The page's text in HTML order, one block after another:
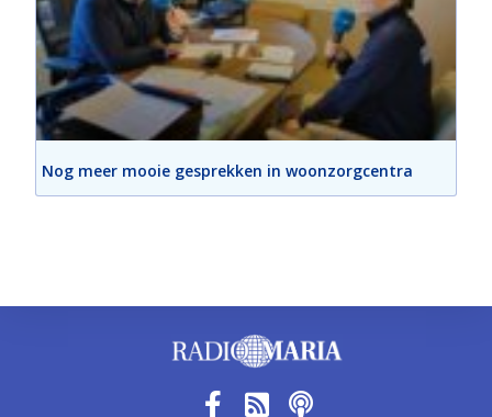
Nog meer mooie gesprekken in woonzorgcentra